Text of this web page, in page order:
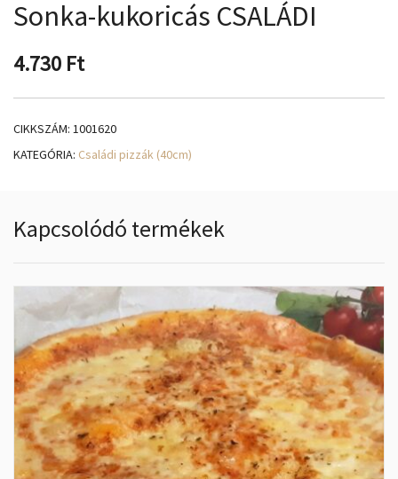
Sonka-kukoricás CSALÁDI
4.730 Ft
CIKKSZÁM: 1001620
KATEGÓRIA: Családi pizzák (40cm)
Kapcsolódó termékek